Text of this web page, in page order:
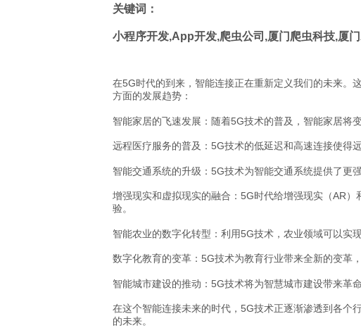
关键词：
小程序开发,App开发,爬虫公司 ,厦门爬虫科技,厦门
在5G时代的到来，智能连接正在重新定义我们的未来。
方面的发展趋势：
智能家居的飞速发展 ：随着5G技术的普及，智能家居将
远程医疗服务的普及 ：5G技术的低延迟和高速连接使得
智能交通系统的升级 ：5G技术为智能交通系统提供了更
增强现实和虚拟现实的融合 ：5G时代给增强现实（AR
验。
智能农业的数字化转型 ：利用5G技术，农业领域可以实
数字化教育的变革 ：5G技术为教育行业带来全新的变革
智能城市建设的推动 ：5G技术将为智慧城市建设带来革
在这个智能连接未来的时代，5G技术正逐渐渗透到各个
的未来。